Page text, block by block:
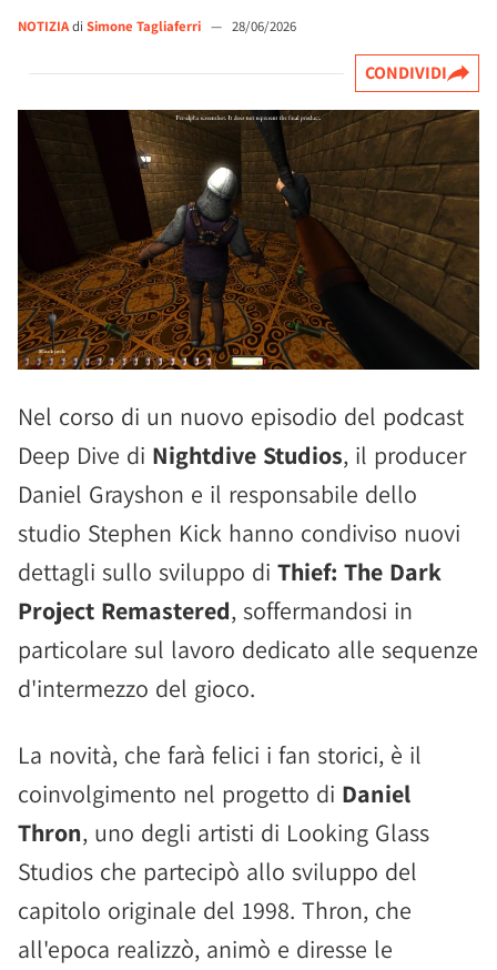
NOTIZIAdi Simone Tagliaferri — 28/06/2026
CONDIVIDI
Nel corso di un nuovo episodio del podcast
Deep Dive di Nightdive Studios, il producer
Daniel Grayshon e il responsabile dello
studio Stephen Kick hanno condiviso nuovi
dettagli sullo sviluppo di Thief: The Dark
Project Remastered, soffermandosi in
particolare sul lavoro dedicato alle sequenze
d'intermezzo del gioco.
La novità, che farà felici i fan storici, è il
coinvolgimento nel progetto di Daniel
Thron, uno degli artisti di Looking Glass
Studios che partecipò allo sviluppo del
capitolo originale del 1998. Thron, che
all'epoca realizzò, animò e diresse le